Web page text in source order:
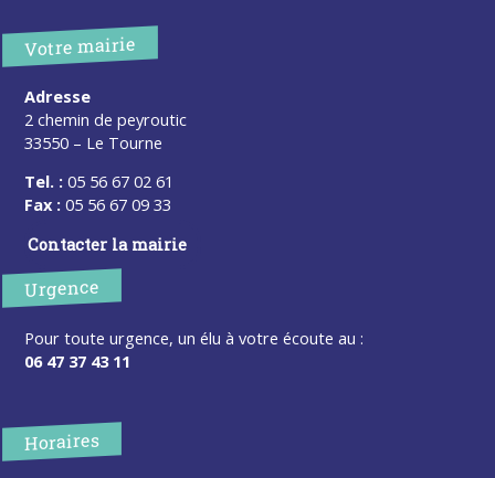
Votre mairie
Adresse
2 chemin de peyroutic
33550 – Le Tourne
Tel. : 05 56 67 02 61
Fax : 05 56 67 09 33
Contacter la mairie
Urgence
Pour toute urgence, un élu à votre écoute au :
06 47 37 43 11
Horaires